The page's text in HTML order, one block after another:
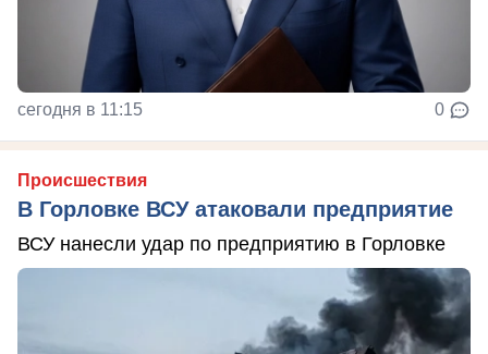
сегодня в 11:15 0
Происшествия
В Горловке ВСУ атаковали предприятие
ВСУ нанесли удар по предприятию в Горловке